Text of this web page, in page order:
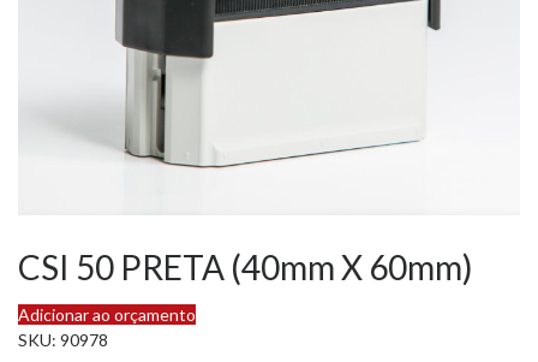
CSI 50 PRETA (40mm X 60mm)
Adicionar ao orçamento
SKU: 90978